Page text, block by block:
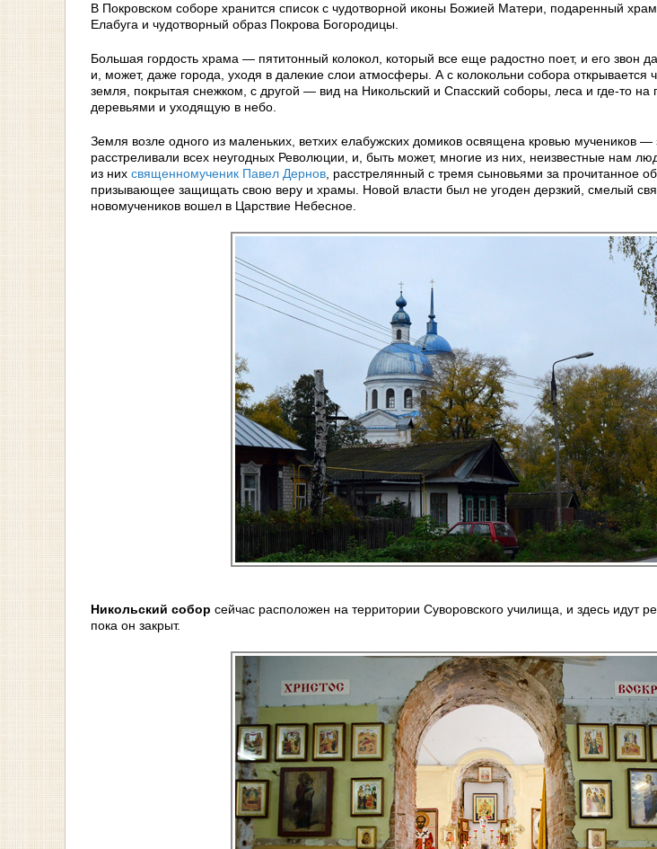
В Покровском соборе хранится список с чудотворной иконы Божией Матери, подаренный
Елабуга и чудотворный образ Покрова Богородицы.
Большая гордость храма — пятитонный колокол, который все еще радостно поет, и его звон
и, может, даже города, уходя в далекие слои атмосферы. А с колокольни собора открывается
земля, покрытая снежком, с другой — вид на Никольский и Спасский соборы, леса и где-то на
деревьями и уходящую в небо.
Земля возле одного из маленьких, ветхих елабужских домиков освящена кровью мучеников —
расстреливали всех неугодных Революции, и, быть может, многие из них, неизвестные нам
из них священномученик Павел Дернов, расстрелянный с тремя сыновьями за прочитанное
призывающее защищать свою веру и храмы. Новой власти был не угоден дерзкий, смелый
новомучеников вошел в Царствие Небесное.
Никольский собор сейчас расположен на территории Суворовского училища, и здесь идут
пока он закрыт.